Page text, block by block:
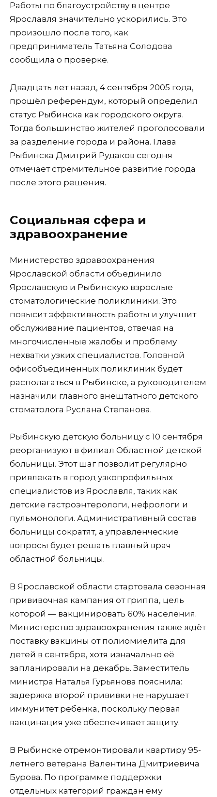
Работы по благоустройству в центре
Ярославля значительно ускорились. Это
произошло после того, как
предприниматель Татьяна Солодова
сообщила о проверке.
Двадцать лет назад, 4 сентября 2005 года,
прошёл референдум, который определил
статус Рыбинска как городского округа.
Тогда большинство жителей проголосовали
за разделение города и района. Глава
Рыбинска Дмитрий Рудаков сегодня
отмечает стремительное развитие города
после этого решения.
Социальная сфера и
здравоохранение
Министерство здравоохранения
Ярославской области объединило
Ярославскую и Рыбинскую взрослые
стоматологические поликлиники. Это
повысит эффективность работы и улучшит
обслуживание пациентов, отвечая на
многочисленные жалобы и проблему
нехватки узких специалистов. Головной
офисобъединённых поликлиник будет
располагаться в Рыбинске, а руководителем
назначили главного внештатного детского
стоматолога Руслана Степанова.
Рыбинскую детскую больницу с 10 сентября
реорганизуют в филиал Областной детской
больницы. Этот шаг позволит регулярно
привлекать в город узкопрофильных
специалистов из Ярославля, таких как
детские гастроэнтерологи, нефрологи и
пульмонологи. Административный состав
больницы сократят, а управленческие
вопросы будет решать главный врач
областной больницы.
В Ярославской области стартовала сезонная
прививочная кампания от гриппа, цель
которой — вакцинировать 60% населения.
Министерство здравоохранения также ждёт
поставку вакцины от полиомиелита для
детей в сентябре, хотя изначально её
запланировали на декабрь. Заместитель
министра Наталья Гурьянова пояснила:
задержка второй прививки не нарушает
иммунитет ребёнка, поскольку первая
вакцинация уже обеспечивает защиту.
В Рыбинске отремонтировали квартиру 95-
летнего ветерана Валентина Дмитриевича
Бурова. По программе поддержки
отдельных категорий граждан ему